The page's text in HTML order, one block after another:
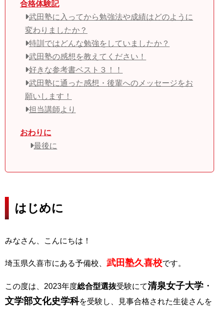
合格体験記
武田塾に入ってから勉強法や成績はどのように
変わりましたか？
特訓ではどんな勉強をしていましたか？
武田塾の感想を教えてください！
好きな参考書ベスト３！！
武田塾に通った感想・後輩へのメッセージをお
願いします！
担当講師より
おわりに
最後に
はじめに
みなさん、こんにちは！
埼玉県久喜市にある予備校、 武田塾久喜校です。
この度は、2023年度総合型選抜受験にて清泉女子大学 ・
文学部文化史学科を受験し、見事合格された生徒さんを